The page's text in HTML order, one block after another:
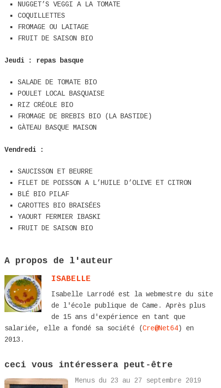
NUGGET’S VEGGI A LA TOMATE
COQUILLETTES
FROMAGE OU LAITAGE
FRUIT DE SAISON BIO
Jeudi : repas basque
SALADE DE TOMATE BIO
POULET LOCAL BASQUAISE
RIZ CRÉOLE BIO
FROMAGE DE BREBIS BIO (LA BASTIDE)
GÀTEAU BASQUE MAISON
Vendredi :
SAUCISSON ET BEURRE
FILET DE POISSON A L’HUILE D’OLIVE ET CITRON
BLÉ BIO PILAF
CAROTTES BIO BRAISÉES
YAOURT FERMIER IBASKI
FRUIT DE SAISON BIO
A propos de l'auteur
ISABELLE
Isabelle Larrodé est la webmestre du site
de l'école publique de Came. Après plus
de 15 ans d'expérience en tant que
salariée, elle a fondé sa société (Cre@Net64) en
2013.
ceci vous intéressera peut-être
Menus du 23 au 27 septembre 2019